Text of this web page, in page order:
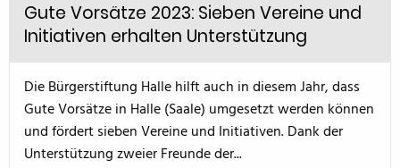
Gute Vorsätze 2023: Sieben Vereine und
Initiativen erhalten Unterstützung
Die Bürgerstiftung Halle hilft auch in diesem Jahr, dass
Gute Vorsätze in Halle (Saale) umgesetzt werden können
und fördert sieben Vereine und Initiativen. Dank der
Unterstützung zweier Freunde der...